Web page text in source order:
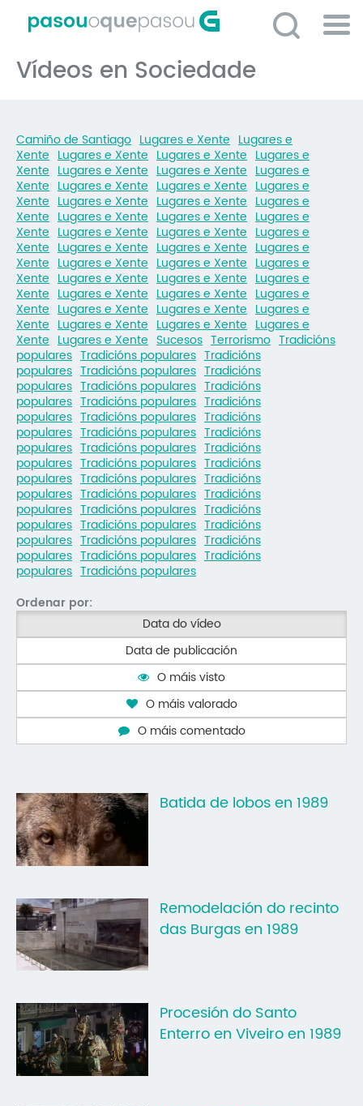
contido
Vídeos en Sociedade
Camiño de Santiago Lugares e Xente Lugares e
Xente Lugares e Xente Lugares e Xente Lugares e
Xente Lugares e Xente Lugares e Xente Lugares e
Xente Lugares e Xente Lugares e Xente Lugares e
Xente Lugares e Xente Lugares e Xente Lugares e
Xente Lugares e Xente Lugares e Xente Lugares e
Xente Lugares e Xente Lugares e Xente Lugares e
Xente Lugares e Xente Lugares e Xente Lugares e
Xente Lugares e Xente Lugares e Xente Lugares e
Xente Lugares e Xente Lugares e Xente Lugares e
Xente Lugares e Xente Lugares e Xente Lugares e
Xente Lugares e Xente Lugares e Xente Lugares e
Xente Lugares e Xente Lugares e Xente Lugares e
Xente Lugares e Xente Sucesos Terrorismo Tradicións
populares Tradicións populares Tradicións
populares Tradicións populares Tradicións
populares Tradicións populares Tradicións
populares Tradicións populares Tradicións
populares Tradicións populares Tradicións
populares Tradicións populares Tradicións
populares Tradicións populares Tradicións
populares Tradicións populares Tradicións
populares Tradicións populares Tradicións
populares Tradicións populares Tradicións
populares Tradicións populares Tradicións
populares Tradicións populares Tradicións
populares Tradicións populares Tradicións
populares Tradicións populares Tradicións
populares Tradicións populares
Ordenar por:
Data do vídeo
Data de publicación
O máis visto
O máis valorado
O máis comentado
Batida de lobos en 1989
Remodelación do recinto
das Burgas en 1989
Procesión do Santo
Enterro en Viveiro en 1989